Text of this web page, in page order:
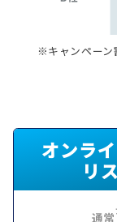
※キャンペーン
オンラ
リ